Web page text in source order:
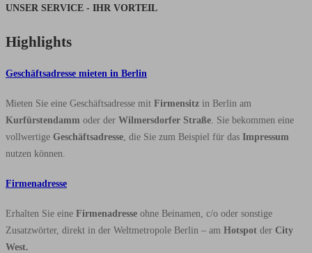
UNSER SERVICE - IHR VORTEIL
Highlights
Geschäftsadresse mieten in Berlin
Mieten Sie eine Geschäftsadresse mit Firmensitz in Berlin am
Kurfürstendamm oder der Wilmersdorfer Straße . Sie bekommen eine
vollwertige Geschäftsadresse , die Sie zum Beispiel für das Impressum
nutzen können.
Firmenadresse
Erhalten Sie eine Firmenadresse ohne Beinamen, c/o oder sonstige
Zusatzwörter, direkt in der Weltmetropole Berlin – am Hotspot der City
West.